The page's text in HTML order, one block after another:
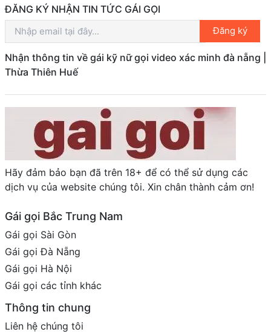
ĐĂNG KÝ NHẬN TIN TỨC GÁI GỌI
Đăng ký
Nhận thông tin về gái kỹ nữ gọi video xác minh đà nẵng |
Thừa Thiên Huế
Hãy đảm bảo bạn đã trên 18+ để có thể sử dụng các
dịch vụ của website chúng tôi. Xin chân thành cảm ơn!
Gái gọi Bắc Trung Nam
Gái gọi Sài Gòn
Gái gọi Đà Nẵng
Gái gọi Hà Nội
Gái gọi các tỉnh khác
Thông tin chung
Liên hệ chúng tôi